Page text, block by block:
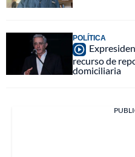
POLÍTICA
recurso de
domiciliaria